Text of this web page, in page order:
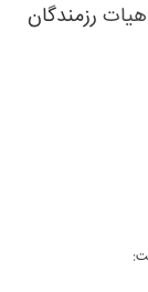
هیات رزمندگان